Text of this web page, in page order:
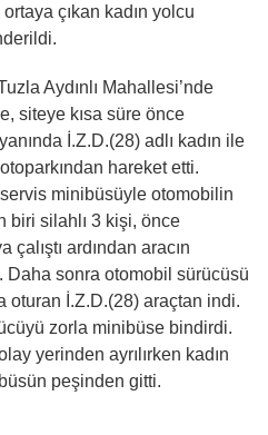
çıkan kadın yolcu
Aydınlı Mahallesi’nde
siteye kısa süre önce
İ.Z.D.(28) adlı kadın ile
hareket etti.
servis minibüsüyle otomobilin
biri silahlı 3 kişi, önce
çalıştı ardından aracın
Daha sonra otomobil sürücüsü
oturan İ.Z.D.(28) araçtan indi.
zorla minibüse bindirdi.
yerinden ayrılırken kadın
peşinden gitti.